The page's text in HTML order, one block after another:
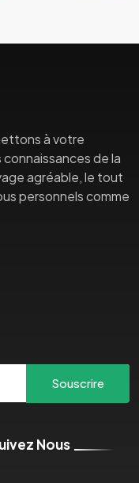
à votre
de la
agréable, le tout
personnels comme
Souscrire
Nous